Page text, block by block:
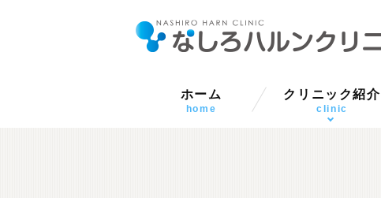
ホーム
home
クリニック紹介
clinic
当院の概要
アクセス
院内写真
設備紹介